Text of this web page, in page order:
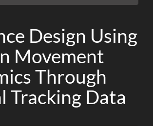
Design Using
Movement
Through
Tracking Data